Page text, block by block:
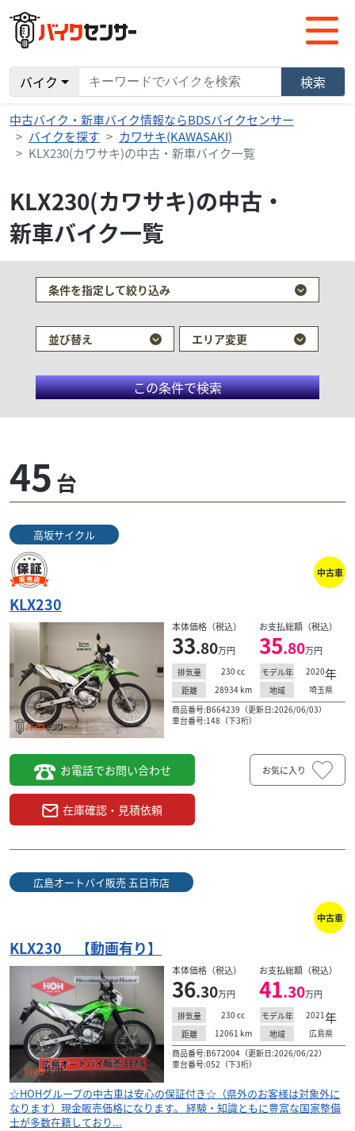
バイク 検索
中古バイク・新車バイク情報ならBDSバイクセンサー
バイクを探す
カワサキ(KAWASAKI)
KLX230(カワサキ)の中古・新車バイク一覧
KLX230(カワサキ)の中古・
新車バイク一覧
カワサキKLX230は、空冷4ストローク単気筒232ccエ
セミダブルクレードルフレームと長いホイールトラベ
ルを持つサスペンションにより、オンロードとオフ
ロードの両方で優れた走行性能を発揮。2025年モデル
では、LEDヘッドライトやABSキャンセル機能、
Bluetooth接続対応のデジタルメーターを採用し、快
適性と利便性を向上させている。また、シート高を下
げたKLX230Sや、スーパーモト仕様のKLX230SMな
ど、多彩なバリエーションが用意されている。
検索条件でおすすめの車両
カワサキ 有限会社 袖ケ浦ホンダ 五井店
KLX230 2026年モデル ライムグリーン
ETC1.0...
本体価格:55.50万円 （税込）
◇創業６０周年記念セール対象車両◇ ローンをお考え
の方も審査はＷＥＢ対応可能です！ まずはメール
フォームかお電話でお問合せを！ カワサキ車は対面で
の...
条件を指定して絞り込み
並び替え エリア変更
この条件で検索
45 台
高坂サイクル
中古車
KLX230
本体価格（税込）
33.80万円
お支払総額（税込）
35.80万円
排気量 230 cc モデル年 2020年
距離 28934 km 地域
埼玉県
商品番号:B664239（更新日:2026/06/03）
車台番号:148（下3桁）
お電話でお問い合わせ
在庫確認・見積依頼
お気に入り
広島オートバイ販売 五日市店
中古車
KLX230 【動画有り】
本体価格（税込）
36.30万円
お支払総額（税込）
41.30万円
排気量 230 cc モデル年 2021年
距離 12061 km 地域
広島県
商品番号:B672004（更新日:2026/06/22）
車台番号:052（下3桁）
☆HOHグループの中古車は安心の保証付き☆（県外のお客様は対象外に
なります）現金販売価格になります。 経験・知識ともに豊富な国家整備
士が多数在籍しており...